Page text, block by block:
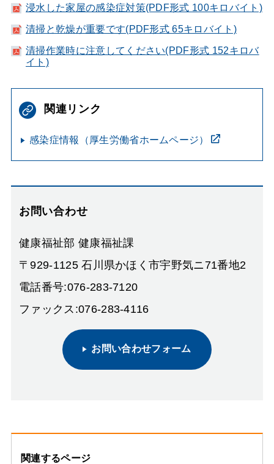
浸水した家屋の感染症対策(PDF形式 100キロバイト)
清掃と乾燥が重要です(PDF形式 65キロバイト)
清掃作業時に注意してください(PDF形式 152キロバ
イト)
関連リンク
感染症情報（厚生労働省ホームページ）
お問い合わせ
健康福祉部 健康福祉課
〒929-1125 石川県かほく市宇野気ニ71番地2
電話番号:076-283-7120
ファックス:076-283-4116
お問い合わせフォーム
関連するページ